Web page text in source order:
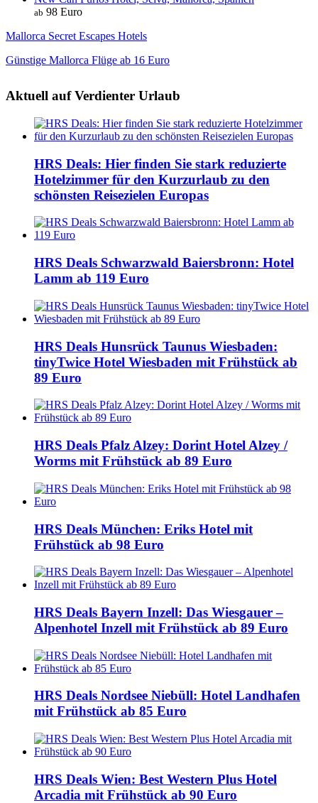
ab 98 Euro
Mallorca Secret Escapes Hotels
Günstige Mallorca Flüge ab 16 Euro
Aktuell auf Verdienter Urlaub
HRS Deals: Hier finden Sie stark reduzierte
Hotelzimmer für den Kurzurlaub zu den
schönsten Reisezielen Europas
HRS Deals Schwarzwald Baiersbronn: Hotel
Lamm ab 119 Euro
HRS Deals Hunsrück Taunus Wiesbaden:
tinyTwice Hotel Wiesbaden mit Frühstück ab
89 Euro
HRS Deals Pfalz Alzey: Dorint Hotel Alzey /
Worms mit Frühstück ab 89 Euro
HRS Deals München: Eriks Hotel mit
Frühstück ab 98 Euro
HRS Deals Bayern Inzell: Das Wiesgauer –
Alpenhotel Inzell mit Frühstück ab 89 Euro
HRS Deals Nordsee Niebüll: Hotel Landhafen
mit Frühstück ab 85 Euro
HRS Deals Wien: Best Western Plus Hotel
Arcadia mit Frühstück ab 90 Euro